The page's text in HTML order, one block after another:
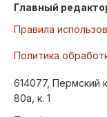
Главный
Правила
Политика
614077, Пермский
80а, к. 1